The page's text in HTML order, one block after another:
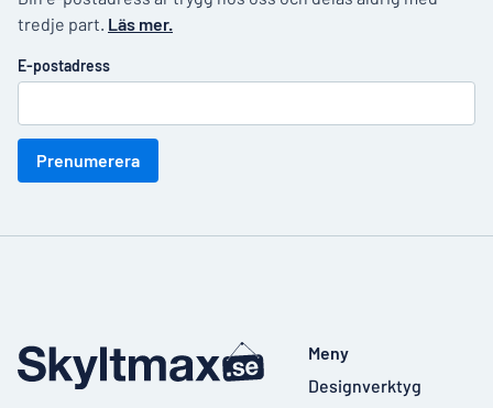
tredje part. Läs mer.
E-postadress
Prenumerera
Meny
Designverktyg